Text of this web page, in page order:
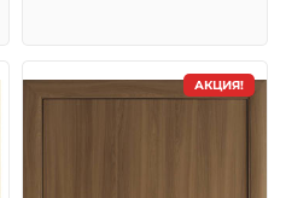
АКЦИЯ!